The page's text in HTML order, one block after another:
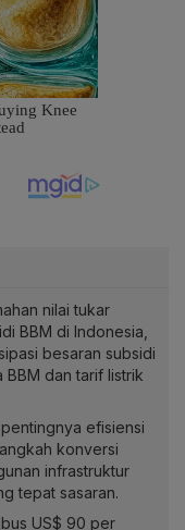
nilai tukar
BBM di Indonesia,
besaran subsidi
dan tarif listrik
efisiensi
konversi
infrastruktur
tepat sasaran.
US$ 90 per